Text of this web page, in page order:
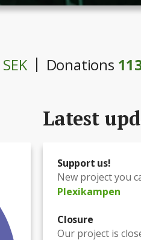
SEK Donations
Latest
Support us!
New project you
Plexikampen
Closure
Our project is